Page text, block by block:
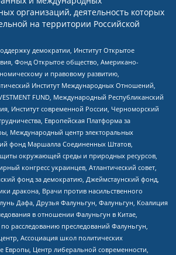
организаций, деятельность которых
на территории Российской
демократии, Институт Открытое
Фонд Открытое общество, Американо-
и правовому развитию,
Институт Международных Отношений,
FUND, Международный Республиканский
Институт современной России, Черноморский
Европейская Платформа за
Международный центр электоральных
фонд Маршалла Соединенных Штатов,
окружающей среды и природных ресурсов,
конгресс украинцев, Атлантический совет,
фонд за демократию, Джеймстаунский фонд,
дракона, Врачи против насильственного
Дафа, Друзья Фалуньгун, Фалуньгун, Коалиция
в отношении Фалуньгун в Китае,
расследованию преследований Фалуньгун,
Ассоциация школ политических
Европы, Центр либеральной современности,